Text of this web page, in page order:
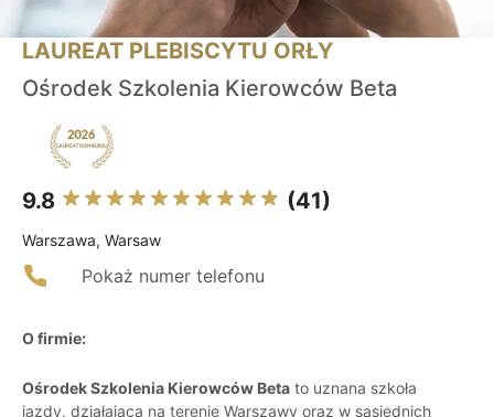
LAUREAT PLEBISCYTU ORŁY
Ośrodek Szkolenia Kierowców Beta
9.8 (41)
Warszawa, Warsaw
Pokaż numer telefonu
O firmie:
Ośrodek Szkolenia Kierowców Beta to uznana szkoła
jazdy, działająca na terenie Warszawy oraz w sąsiednich